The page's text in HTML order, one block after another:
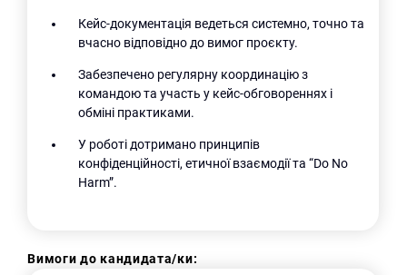
Кейс-документація ведеться системно, точно та
вчасно відповідно до вимог проєкту.
Забезпечено регулярну координацію з
командою та участь у кейс-обговореннях і
обміні практиками.
У роботі дотримано принципів
конфіденційності, етичної взаємодії та “Do No
Harm”.
Вимоги до кандидата/ки: